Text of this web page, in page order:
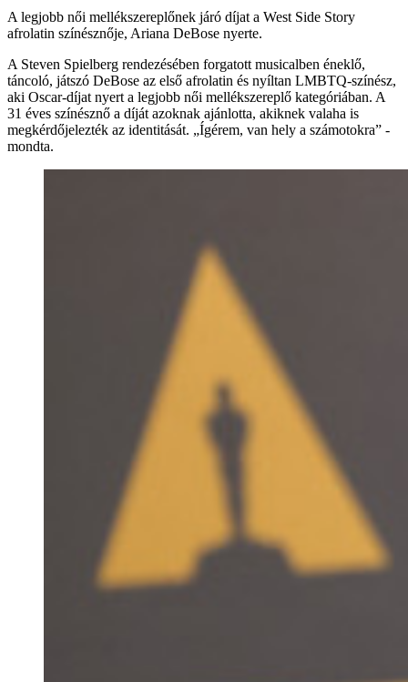
A legjobb női mellékszereplőnek járó díjat a West Side Story
afrolatin színésznője, Ariana DeBose nyerte.
A Steven Spielberg rendezésében forgatott musicalben éneklő,
táncoló, játszó DeBose az első afrolatin és nyíltan LMBTQ-színész,
aki Oscar-díjat nyert a legjobb női mellékszereplő kategóriában. A
31 éves színésznő a díját azoknak ajánlotta, akiknek valaha is
megkérdőjelezték az identitását. „Ígérem, van hely a számotokra” -
mondta.